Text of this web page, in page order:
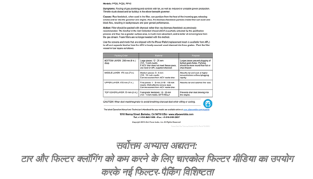
सर्वोत्तम अभ्यास अद्यतन:
टार और फिल्टर क्लॉगिंग को कम करने के लिए चारकोल फिल्टर मीडिया का उपयोग
करके नई फिल्टर-पैकिंग विशिष्टता